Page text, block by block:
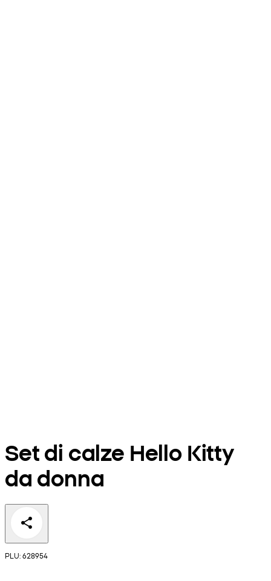
Set di calze Hello Kitty
da donna
PLU: 628954